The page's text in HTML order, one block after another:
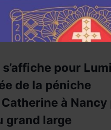
par Lil’Noé, ………
pour
de la péniche
à Nancy
grand large